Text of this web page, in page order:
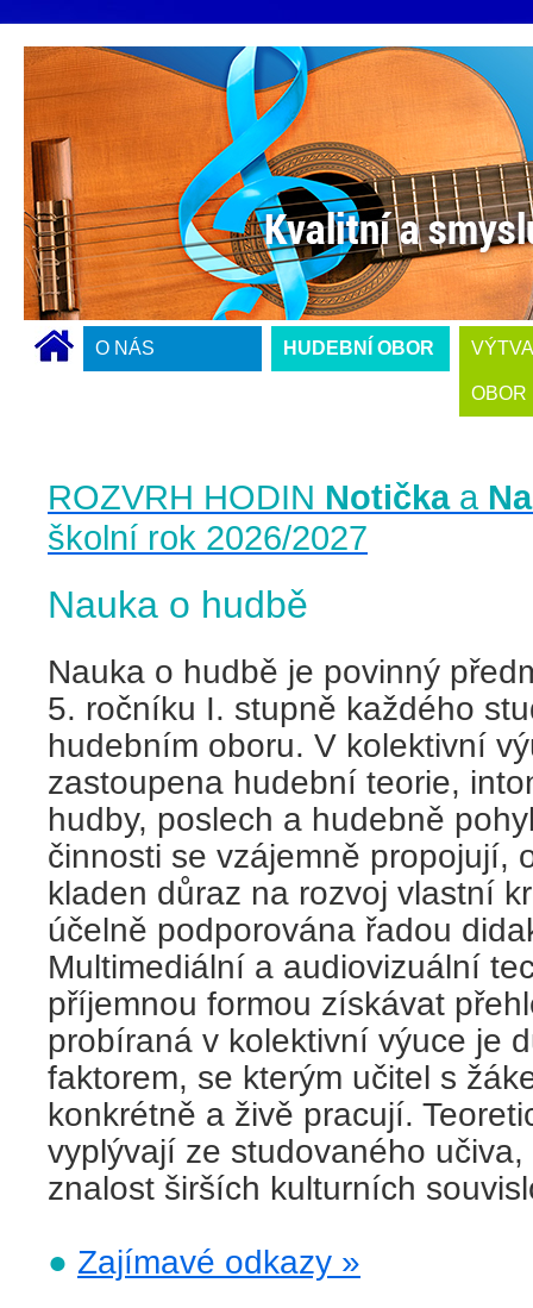
O NÁS HUDEBNÍ OBOR
OBOR
ROZVRH HODIN Notičkaa
školní rok 2026/2027
Nauka o hudbě
Nauka o hudbě je povinný
5. ročníku I. stupně každého
hudebním oboru. V kolektivní
zastoupena hudební teorie,
hudby, poslech a hudebně
činnosti se vzájemně propojují,
kladen důraz na rozvoj vlastní
účelně podporována řadou
Multimediální a audiovizuální
příjemnou formou získávat
probíraná v kolektivní výuce je
faktorem, se kterým učitel s
konkrétně a živě pracují.
vyplývají ze studovaného
znalost širších kulturních
● Zajímavé odkazy »